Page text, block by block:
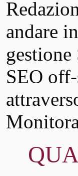
andare
SEO